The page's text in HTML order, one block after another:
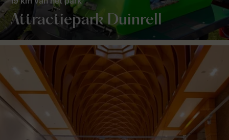
Attractiepark Duinrell